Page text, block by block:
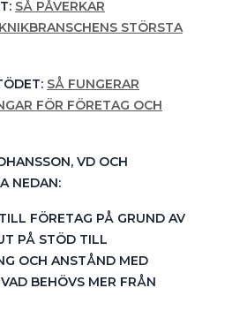
VD OCH
NEDAN:
PÅ STÖD TILL
OCH ANSTÅND MED
BEHÖVS MER FRÅN
Svårt att säga på kort sikt. På
längre sikt tror jag det behövs
stimulanser för att marknaden
ska fortsätta. Bravida har ett
bra utgångsläge då vi är ett